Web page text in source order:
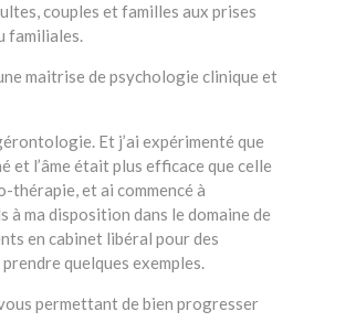
couples et familles aux prises
familiales.
maitrise de psychologie clinique et
Et j’ai expérimenté que
et l’âme était plus efficace que celle
thérapie, et ai commencé à
ma disposition dans le domaine de
en cabinet libéral pour des
quelques exemples.
permettant de bien progresser